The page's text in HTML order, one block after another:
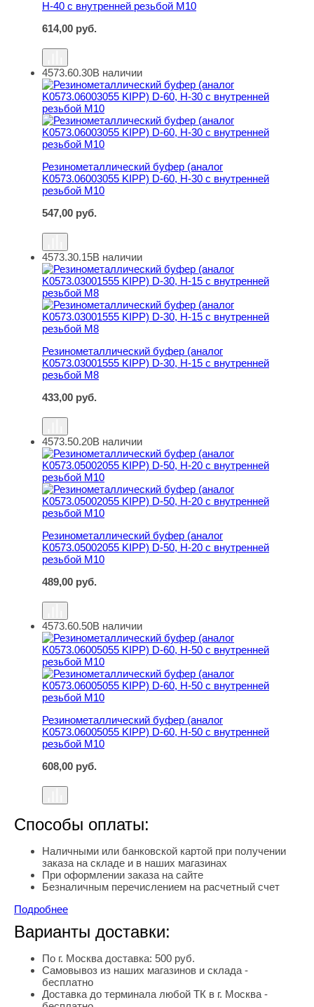
H-40 с внутренней резьбой M10
614,00 руб.
Резинометаллический буфер (аналог K0573.06003055
4573.60.30В наличии
Резинометаллический буфер (аналог
K0573.06003055 KIPP) D-60, H-30 с внутренней
резьбой M10
547,00 руб.
Резинометаллический буфер (аналог K0573.03001555
4573.30.15В наличии
Резинометаллический буфер (аналог
K0573.03001555 KIPP) D-30, H-15 с внутренней
резьбой M8
433,00 руб.
Резинометаллический буфер (аналог K0573.05002055
4573.50.20В наличии
Резинометаллический буфер (аналог
K0573.05002055 KIPP) D-50, H-20 с внутренней
резьбой M10
489,00 руб.
Резинометаллический буфер (аналог K0573.06005055
4573.60.50В наличии
Резинометаллический буфер (аналог
K0573.06005055 KIPP) D-60, H-50 с внутренней
резьбой M10
608,00 руб.
Способы оплаты:
Наличными или банковской картой при получении
заказа на складе и в наших магазинах
При оформлении заказа на сайте
Безналичным перечислением на расчетный счет
Подробнее
Варианты доставки:
По г. Москва доставка: 500 руб.
Самовывоз из наших магазинов и склада -
бесплатно
Доставка до терминала любой ТК в г. Москва -